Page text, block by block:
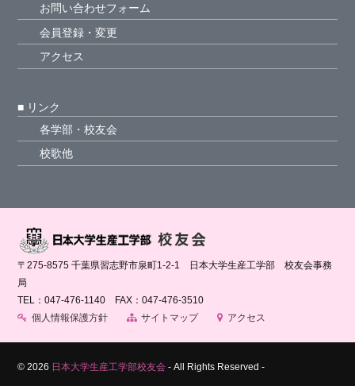
お問い合わせフォーム
会員登録・変更
アクセス
■ リンク
各学部・校友会
校歌他
〒275-8575 千葉県習志野市泉町1-2-1 日本大学生産工学部 校友会事務
局
TEL：047-476-1140 FAX：047-476-3510
個人情報保護方針
サイトマップ アクセス
©2026 日本大学生産工学部校友会 - All Rights Reserved -